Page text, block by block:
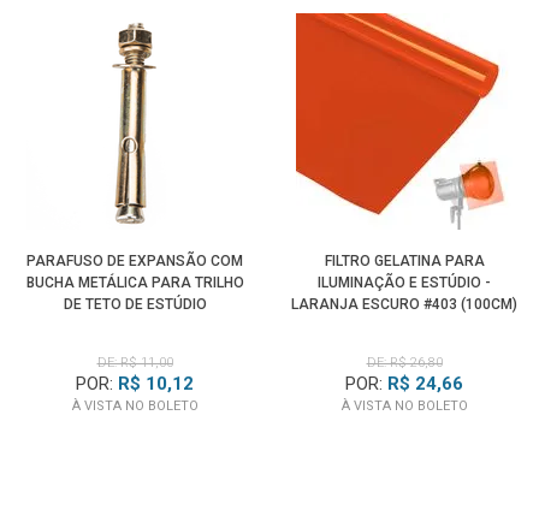
PARAFUSO DE EXPANSÃO COM
BUCHA METÁLICA PARA TRILHO
DE TETO DE ESTÚDIO
DE: R$ 11,00
POR: R$ 10,12
À VISTA NO BOLETO
FILTRO GELATINA PARA
ILUMINAÇÃO E ESTÚDIO -
LARANJA ESCURO #403 (100CM)
DE: R$ 26,80
POR: R$ 24,66
À VISTA NO BOLETO